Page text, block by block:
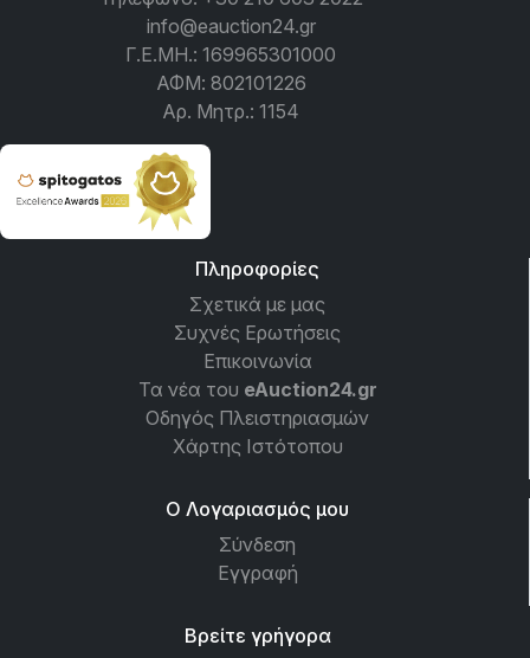
info@eauction24.gr
Γ.Ε.ΜΗ.: 169965301000
ΑΦΜ: 802101226
Αρ. Μητρ.: 1154
Πληροφορίες
Σχετικά με μας
Συχνές Ερωτήσεις
Επικοινωνία
Τα νέα του eAuction24.gr
Οδηγός Πλειστηριασμών
Χάρτης Ιστότοπου
Ο Λογαριασμός μου
Σύνδεση
Εγγραφή
Βρείτε γρήγορα